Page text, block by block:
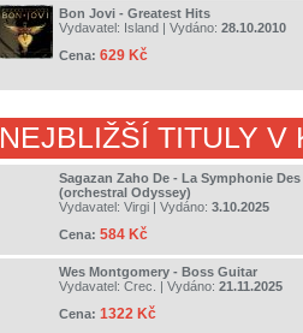
Bon Jovi - Greatest Hits
Vydavatel: Island | Vydáno: 28.10.2010
Cena: 629 Kč
NEJBLIŽŠÍ TITULY V
Sagazan Zaho De - La Symphonie
(orchestral Odyssey)
Vydavatel: Virgi | Vydáno: 3.10.2025
Cena: 584 Kč
Wes Montgomery - Boss Guitar
Vydavatel: Crec. | Vydáno: 21.11.2025
Cena: 1322 Kč